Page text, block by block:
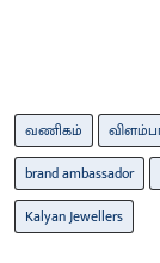
வணிகம்
brand ambassador
Kalyan Jewellers